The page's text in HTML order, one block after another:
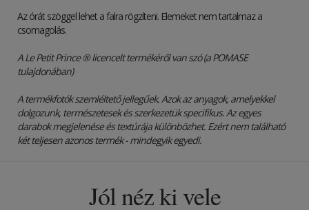
Az órát szöggel lehet a falra rögzíteni. Elemeket nem tartalmaz a
csomagolás.
A Le Petit Prince ® licencelt termékéről van szó (a POMASE
tulajdonában)
A termékfotók szemléltető jellegűek. Azok az anyagok, amelyekkel
dolgozunk, természetesek és szerkezetük specifikus. Az egyes
darabok megjelenése és textúrája különbözhet. Ezért nem található
két teljesen azonos termék - mindegyik egyedi.
Jól néz ki vele